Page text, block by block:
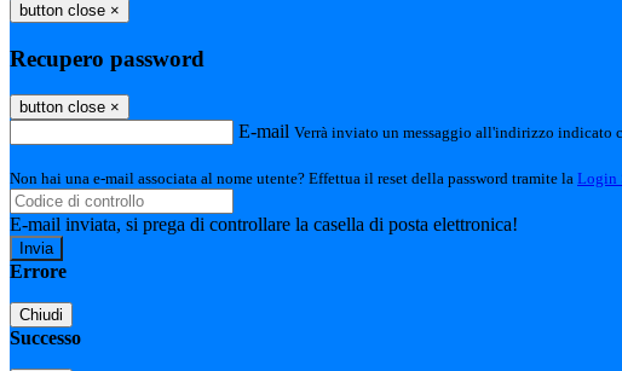
button close ×
Recupero password
button close ×
E-mail Verrà inviato un messaggio all'indirizzo indicato
Non hai una e-mail associata al nome utente? Effettua il reset della password tramite la Login
E-mail inviata, si prega di controllare la casella di posta elettronica!
Errore
Chiudi
Successo